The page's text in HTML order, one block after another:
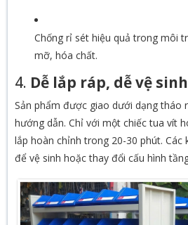
Chống rỉ sét hiệu quả trong môi
mỡ, hóa chất.
4. Dễ lắp ráp, dễ vệ sinh
Sản phẩm được giao dưới dạng tháo
hướng dẫn. Chỉ với một chiếc tua vít
lắp hoàn chỉnh trong 20-30 phút.
để vệ sinh hoặc thay đổi cấu hình